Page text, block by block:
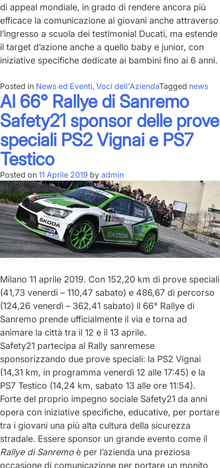
di appeal mondiale, in grado di rendere ancora più
efficace la comunicazione ai giovani anche attraverso
l’ingresso a scuola dei testimonial Ducati, ma estende
il target d’azione anche a quello baby e junior, con
iniziative specifiche dedicate ai bambini fino ai 6 anni.
Posted in News ed Eventi, Voci dell'AziendaTagged news
Al 66° Rallye di Sanremo
Safety21 sponsor delle prove
speciali PS2 Vignai e PS7
Testico
Posted on 11 Aprile 2019 by admin
Milano 11 aprile 2019. Con 152,20 km di prove speciali
(41,73 venerdì – 110,47 sabato) e 486,67 di percorso
(124,26 venerdì – 362,41 sabato) il 66° Rallye di
Sanremo prende ufficialmente il via e torna ad
animare la città tra il 12 e il 13 aprile.
Safety21 partecipa al Rally sanremese
sponsorizzando due prove speciali: la PS2 Vignai
(14,31 km, in programma venerdì 12 alle 17:45) e la
PS7 Testico (14,24 km, sabato 13 alle ore 11:54).
Forte del proprio impegno sociale Safety21 da anni
opera con iniziative specifiche, educative, per portare
tra i giovani una più alta cultura della sicurezza
stradale. Essere sponsor un grande evento come il
Rallye di Sanremo è per l’azienda una preziosa
occasione di comunicazione per portare un monito